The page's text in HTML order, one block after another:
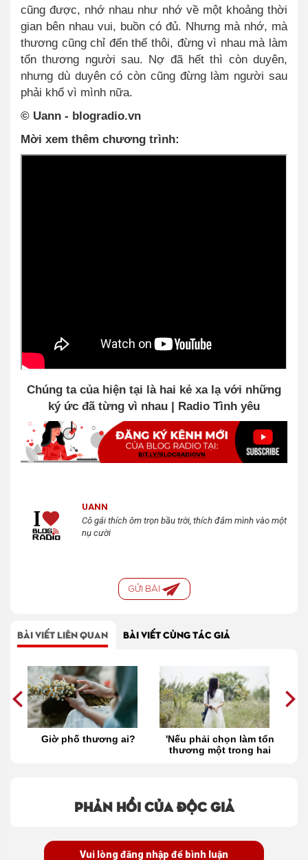
cũng được, nhớ nhau như nhớ về một khoảng thời
gian bên nhau vui, buồn có đủ. Nhưng mà nhớ, mà
thương cũng chỉ đến thế thôi, đừng vì nhau mà làm
tổn thương người sau. Nợ đã hết thì còn duyên,
nhưng dù duyên có còn cũng đừng làm người sau
phải khổ vì mình nữa.
© Uann - blogradio.vn
Mời xem thêm chương trình:
Chúng ta của hiện tại là hai kẻ xa lạ với những
ký ức đã từng vì nhau | Radio Tình yêu
UANN
Cô gái thích ôm trọn bầu trời, thích đắm mình vào một
nụ cười
GỬI BÀI
BÀI VIẾT LIÊN QUAN BÀI VIẾT CÙNG TÁC GIẢ
Giờ phố thương ai?
'Nếu phải chọn làm tổn
thương một trong hai
Phản hồi của độc giả
Vui lòng đăng nhập để bình luận